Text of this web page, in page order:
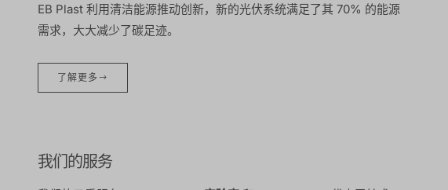
EB Plast 利用清洁能源推动创新，新的光伏系统满足了其 70% 的能源
需求，大大减少了碳足迹。
了解更多
我们的服务